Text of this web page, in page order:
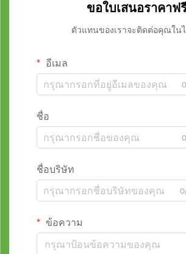
ขอใบเสนอราคาฟ
ตัวแทนของเราจะติดต่อคุณใน
อีเมล
ชื่อ
ชื่อบริษัท
ข้อความ